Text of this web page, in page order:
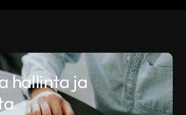
hallinta ja